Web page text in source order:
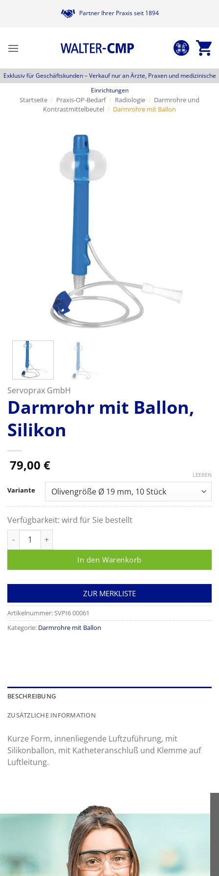
Partner Ihrer Praxis seit 1894
Exklusiv für Geschäftskunden –Verkauf nur an Ärzte, Praxen und medizinische
Einrichtungen
Startseite / Praxis-OP-Bedarf / Radiologie / Darmrohre und
Kontrastmittelbeutel / Darmrohre mit Ballon
Servoprax GmbH
Darmrohr mit Ballon,
Silikon
79,00 €
Variante
LEEREN
Verfügbarkeit: wird für Sie bestellt
Darmrohr mit Ballon, Silikon Menge
In den Warenkorb
ZUR MERKLISTE
Artikelnummer:SVPI6 00061
Kategorie: Darmrohre mit Ballon
BESCHREIBUNG
ZUSÄTZLICHE INFORMATION
Kurze Form, innenliegende Luftzuführung, mit
Silikonballon, mit Katheteranschluß und Klemme auf
Luftleitung.